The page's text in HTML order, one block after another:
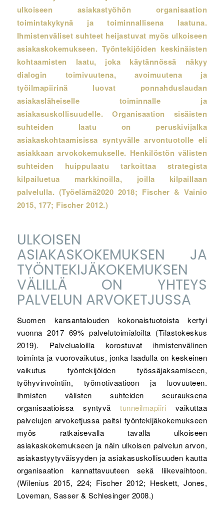
ulkoiseen asiakastyöhön organisaation
toimintakykynä ja toiminnallisena laatuna.
Ihmistenväliset suhteet heijastuvat myös ulkoiseen
asiakaskokemukseen. Työntekijöiden keskinäisten
kohtaamisten laatu, joka käytännössä näkyy
dialogin toimivuutena, avoimuutena ja
työilmapiirinä luovat ponnahduslaudan
asiakasläheiselle toiminnalle ja
asiakasuskollisuudelle. Organisaation sisäisten
suhteiden laatu on peruskivijalka
asiakaskohtaamisissa syntyvälle arvontuotolle eli
asiakkaan arvokokemukselle. Henkilöstön välisten
suhteiden huippulaatu tarkoittaa strategista
kilpailuetua markkinoilla, joilla kilpaillaan
palvelulla. (Työelämä2020 2018; Fischer & Vainio
2015, 177; Fischer 2012.)
ULKOISEN
ASIAKASKOKEMUKSEN JA
TYÖNTEKIJÄKOKEMUKSEN
VÄLILLÄ ON YHTEYS
PALVELUN ARVOKETJUSSA
Suomen kansantalouden kokonaistuotoista kertyi
vuonna 2017 69% palvelutoimialoilta (Tilastokeskus
2019). Palvelualoilla korostuvat ihmistenvälinen
toiminta ja vuorovaikutus, jonka laadulla on keskeinen
vaikutus työntekijöiden työssäjaksamiseen,
työhyvinvointiin, työmotivaatioon ja luovuuteen.
Ihmisten välisten suhteiden seurauksena
organisaatioissa syntyvätunneilmapiiri vaikuttaa
palvelujen arvoketjussa paitsi työntekijäkokemukseen
myös ratkaisevalla tavalla ulkoiseen
asiakaskokemukseen ja näin ulkoisen palvelun arvon,
asiakastyytyväisyyden ja asiakasuskollisuuden kautta
organisaation kannattavuuteen sekä liikevaihtoon.
(Wilenius 2015, 224; Fischer 2012; Heskett, Jones,
Loveman, Sasser & Schlesinger 2008.)